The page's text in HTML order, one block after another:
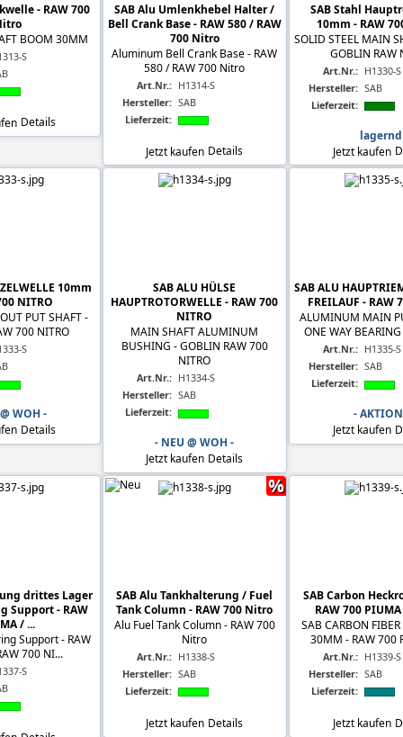
- RAW 700
BOOM 30MM
S
Details
SAB Alu Umlenkhebel Halter /
Bell Crank Base - RAW 580 / RAW
700 Nitro
Aluminum Bell Crank Base - RAW
580 / RAW 700 Nitro
Art.Nr.: H1314-S
Hersteller: SAB
Lieferzeit:
Jetzt kaufen Details
SAB Stahl
10mm - RAW
SOLID STEEL MAIN
GOBLIN RAW
Art.Nr.: H1330-S
Hersteller: SAB
Lieferzeit:
lagernd
Jetzt kaufen
10mm
NITRO
PUT SHAFT -
700 NITRO
S
WOH -
Details
SAB ALU HÜLSE
HAUPTROTORWELLE - RAW 700
NITRO
MAIN SHAFT ALUMINUM
BUSHING - GOBLIN RAW 700
NITRO
Art.Nr.: H1334-S
Hersteller: SAB
Lieferzeit:
- NEU @ WOH -
Jetzt kaufen Details
SAB ALU
FREILAUF - RAW
ALUMINUM MAIN
ONE WAY
Art.Nr.: H1335-S
Hersteller: SAB
Lieferzeit:
-
Jetzt kaufen
drittes Lager
Support - RAW
/ ...
Support - RAW
700 NI...
S
SAB Alu Tankhalterung / Fuel
Tank Column - RAW 700 Nitro
Alu Fuel Tank Column - RAW 700
Nitro
Art.Nr.: H1338-S
Hersteller: SAB
Lieferzeit:
Jetzt kaufen Details
%
SAB Carbon
RAW 700
SAB CARBON
30MM - RAW 700
Art.Nr.: H1339-S
Hersteller: SAB
Lieferzeit:
Jetzt kaufen